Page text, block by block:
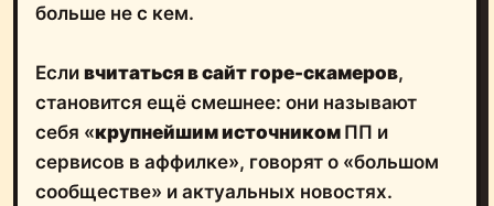
больше не с кем.
Если вчитаться в сайт горе-скамеров,
становится ещё смешнее: они называют
себя «крупнейшим источником ПП и
сервисов в аффилке», говорят о «большом
сообществе» и актуальных новостях.